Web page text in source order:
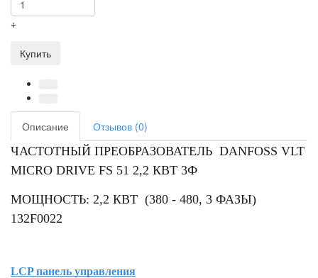
+
Купить
Описание
Отзывов (0)
ЧАСТОТНЫЙ ПРЕОБРАЗОВАТЕЛЬ DANFOSS VLT
MICRO DRIVE FS 51 2,2 КВТ 3Ф
МОЩНОСТЬ: 2,2 КВТ (380 - 480, 3 ФАЗЫ)
132F0022
LCP панель управления